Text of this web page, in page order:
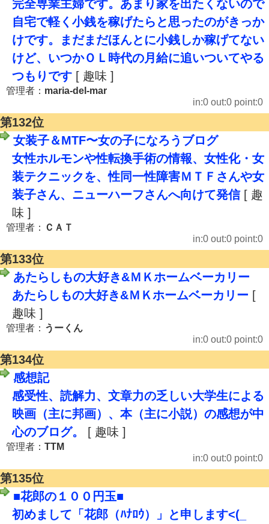
完全専業主婦です。あまり家を出たくないので
自宅で軽く小銭を稼げたらと思ったのがきっか
けです。まだまだほんとに小銭しか稼げてない
けど、いつかＯＬ時代の月給に追いついてやる
つもりです [ 趣味 ]
管理者： maria-del-mar
in:0 out:0 point:0
第132位
女装子＆MTF〜女の子になろうブログ
女性ホルモンや性転換手術の情報、女性化・女
装テクニックを、性同一性障害ＭＴＦさんや女
装子さん、ニューハーフさんへ向けて発信[ 趣
味 ]
管理者： ＣＡＴ
in:0 out:0 point:0
第133位
あたらしもの大好き&ＭＫホームベーカリー
あたらしもの大好き&ＭＫホームベーカリー [
趣味 ]
管理者： うーくん
in:0 out:0 point:0
第134位
感想記
感受性、読解力、文章力の乏しい大学生による
映画（主に邦画）、本（主に小説）の感想が中
心のブログ。
[ 趣味 ]
管理者： TTM
in:0 out:0 point:0
第135位
■花郎の１００円玉■
初めまして「花郎（ﾊﾅﾛｳ）」と申します<(_